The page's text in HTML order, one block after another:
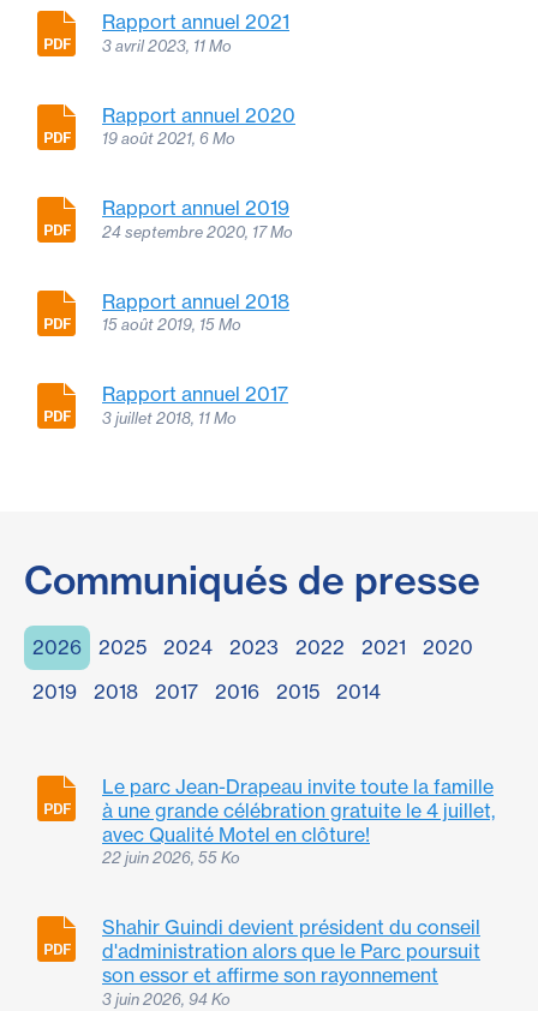
Rapport annuel 2021
3 avril 2023, 11 Mo
Rapport annuel 2020
19 août 2021, 6 Mo
Rapport annuel 2019
24 septembre 2020, 17 Mo
Rapport annuel 2018
15 août 2019, 15 Mo
Rapport annuel 2017
3 juillet 2018, 11 Mo
Communiqués de presse
2026 2025 2024 2023 2022 2021
2020
2019
2018 2017 2016 2015 2014
Le parc Jean-Drapeau invite toute la famille
à une grande célébration gratuite le 4 juillet,
avec Qualité Motel en clôture!
22 juin 2026, 55 Ko
Shahir Guindi devient président du conseil
d'administration alors que le Parc poursuit
son essor et affirme son rayonnement
3 juin 2026, 94 Ko